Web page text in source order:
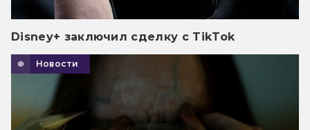
Disney+ заключил сделку с TikTok
Новости